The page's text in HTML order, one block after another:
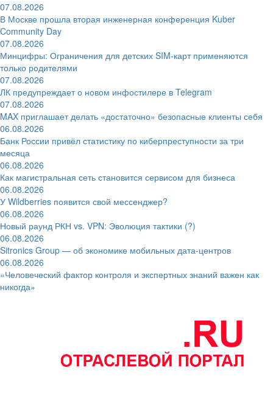
07.08.2026
В Москве прошла вторая инженерная конференция Kuber
Community Day
07.08.2026
Минцифры: Ограничения для детских SIM-карт применяются
только родителями
07.08.2026
ЛК предупреждает о новом инфостилере в Telegram
07.08.2026
MAX приглашает делать «достаточно» безопасные клиенты себя
06.08.2026
Банк России привёл статистику по киберпреступности за три
месяца
06.08.2026
Как магистральная сеть становится сервисом для бизнеса
06.08.2026
У Wildberries появится свой мессенджер?
06.08.2026
Новый раунд РКН vs. VPN: Эволюция тактики (?)
06.08.2026
Sitronics Group — об экономике мобильных дата-центров
06.08.2026
«Человеческий фактор контроля и экспертных знаний важен как
никогда»